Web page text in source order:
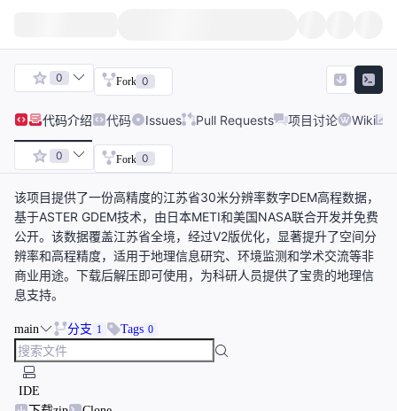
0 Fork 0
代码介绍 代码 Issues Pull Requests 项目讨论 Wiki
0 Fork 0
该项目提供了一份高精度的江苏省30米分辨率数字DEM高程数据，
基于ASTER GDEM技术，由日本METI和美国NASA联合开发并免费
公开。该数据覆盖江苏省全境，经过V2版优化，显著提升了空间分
辨率和高程精度，适用于地理信息研究、环境监测和学术交流等非
商业用途。下载后解压即可使用，为科研人员提供了宝贵的地理信
息支持。
main 分支 1 Tags 0
IDE